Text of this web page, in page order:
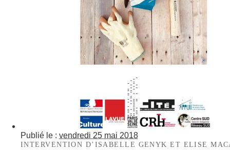
Publié le : vendredi 25 mai 2018
INTERVENTION D’ISABELLE GENYK ET ELISE